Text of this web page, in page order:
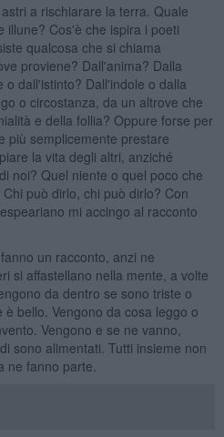
a rischiarare la terra. Quale
illune? Cos'è che ispira i poeti
qualcosa che si chiama
proviene? Dall'anima? Dalla
dall'istinto? Dall'indole o dalla
o circostanza, da un altrove che
e della follia? Oppure forse per
più semplicemente prestare
la vita degli altri, anziché
noi? Quel niente o quel poco che
può dirlo, chi può dirlo? Con
mi accingo al racconto
un racconto, anzi ne
si affastellano nella mente, a volte
da dentro se sono triste o
bello. Vengono da cosa leggo o
Vengono e se ne vanno,
sono alimentati. Tutti insieme non
ne fanno parte.